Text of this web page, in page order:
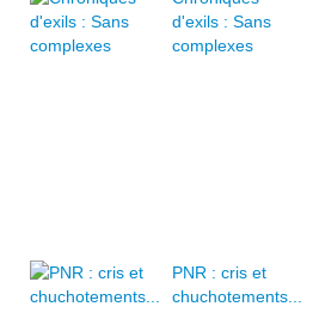
d'exils : Sans
complexes
PNR : cris et
chuchotements...